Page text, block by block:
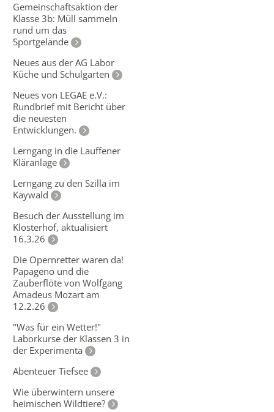
Gemeinschaftsaktion der
Klasse 3b: Müll sammeln
rund um das
Sportgelände
Neues aus der AG Labor
Küche und Schulgarten
Neues von LEGAE e.V.:
Rundbrief mit Bericht über
die neuesten
Entwicklungen.
Lerngang in die Lauffener
Kläranlage
Lerngang zu den Szilla im
Kaywald
Besuch der Ausstellung im
Klosterhof, aktualisiert
16.3.26
Die Opernretter waren da!
Papageno und die
Zauberflöte von Wolfgang
Amadeus Mozart am
12.2.26
"Was für ein Wetter!"
Laborkurse der Klassen 3 in
der Experimenta
Abenteuer Tiefsee
Wie überwintern unsere
heimischen Wildtiere?